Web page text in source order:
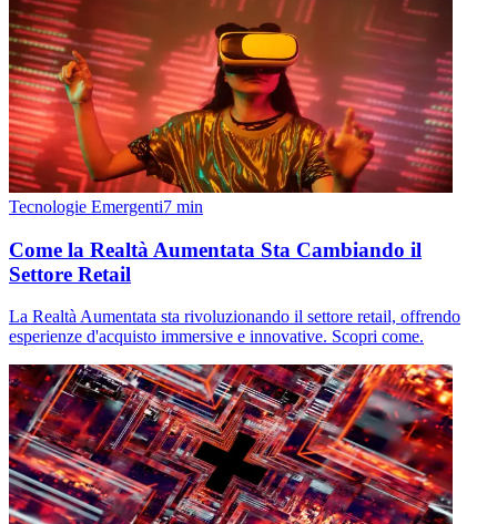
Tecnologie Emergenti7 min
Come la Realtà Aumentata Sta Cambiando il
Settore Retail
La Realtà Aumentata sta rivoluzionando il settore retail, offrendo
esperienze d'acquisto immersive e innovative. Scopri come.